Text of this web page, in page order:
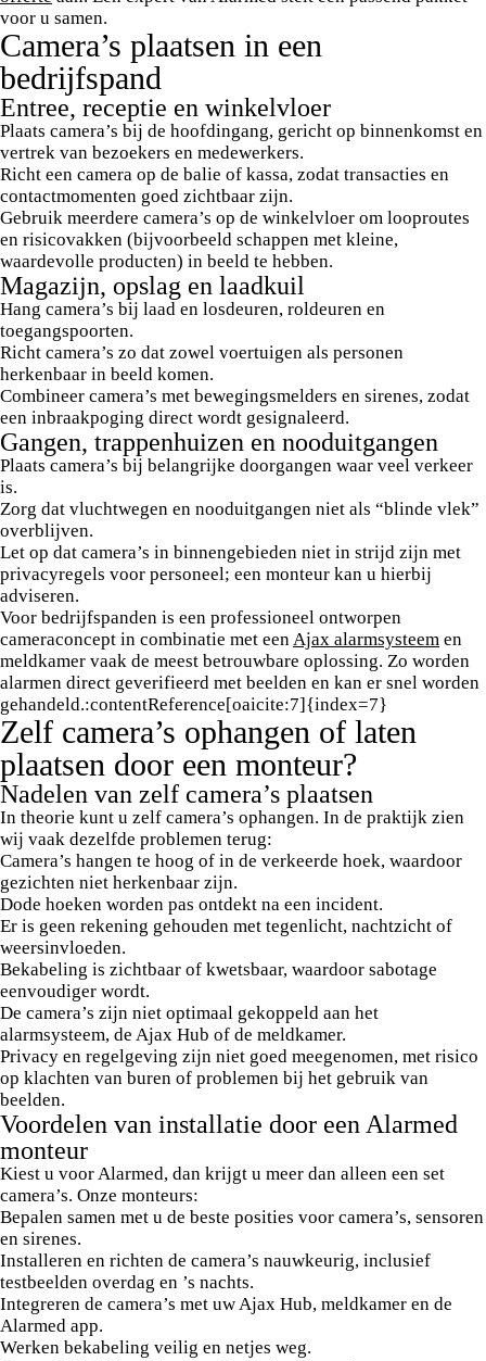
voor u samen.
Camera’s plaatsen in een
bedrijfspand
Entree, receptie en winkelvloer
Plaats camera’s bij de hoofdingang, gericht op binnenkomst en
vertrek van bezoekers en medewerkers.
Richt een camera op de balie of kassa, zodat transacties en
contactmomenten goed zichtbaar zijn.
Gebruik meerdere camera’s op de winkelvloer om looproutes
en risicovakken (bijvoorbeeld schappen met kleine,
waardevolle producten) in beeld te hebben.
Magazijn, opslag en laadkuil
Hang camera’s bij laad en losdeuren, roldeuren en
toegangspoorten.
Richt camera’s zo dat zowel voertuigen als personen
herkenbaar in beeld komen.
Combineer camera’s met bewegingsmelders en sirenes, zodat
een inbraakpoging direct wordt gesignaleerd.
Gangen, trappenhuizen en nooduitgangen
Plaats camera’s bij belangrijke doorgangen waar veel verkeer
is.
Zorg dat vluchtwegen en nooduitgangen niet als “blinde vlek”
overblijven.
Let op dat camera’s in binnengebieden niet in strijd zijn met
privacyregels voor personeel; een monteur kan u hierbij
adviseren.
Voor bedrijfspanden is een professioneel ontworpen
cameraconcept in combinatie met eenAjax alarmsysteem en
meldkamer vaak de meest betrouwbare oplossing. Zo worden
alarmen direct geverifieerd met beelden en kan er snel worden
gehandeld.:contentReference[oaicite:7]{index=7}
Zelf camera’s ophangen of laten
plaatsen door een monteur?
Nadelen van zelf camera’s plaatsen
In theorie kunt u zelf camera’s ophangen. In de praktijk zien
wij vaak dezelfde problemen terug:
Camera’s hangen te hoog of in de verkeerde hoek, waardoor
gezichten niet herkenbaar zijn.
Dode hoeken worden pas ontdekt na een incident.
Er is geen rekening gehouden met tegenlicht, nachtzicht of
weersinvloeden.
Bekabeling is zichtbaar of kwetsbaar, waardoor sabotage
eenvoudiger wordt.
De camera’s zijn niet optimaal gekoppeld aan het
alarmsysteem, de Ajax Hub of de meldkamer.
Privacy en regelgeving zijn niet goed meegenomen, met risico
op klachten van buren of problemen bij het gebruik van
beelden.
Voordelen van installatie door een Alarmed
monteur
Kiest u voor Alarmed, dan krijgt u meer dan alleen een set
camera’s. Onze monteurs:
Bepalen samen met u de beste posities voor camera’s, sensoren
en sirenes.
Installeren en richten de camera’s nauwkeurig, inclusief
testbeelden overdag en ’s nachts.
Integreren de camera’s met uw Ajax Hub, meldkamer en de
Alarmed app.
Werken bekabeling veilig en netjes weg.